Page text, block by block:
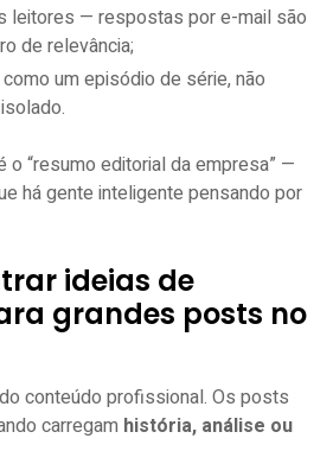
leitores — respostas por e-mail são
de relevância;
um episódio de série, não
o “resumo editorial da empresa” —
há gente inteligente pensando por
ideias de
grandes posts no
conteúdo profissional. Os posts
carregam história, análise ou